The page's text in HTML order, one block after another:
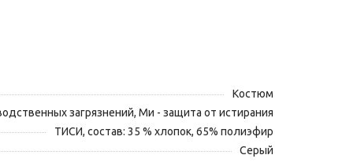
Костюм
загрязнений, Ми - защита от истирания
ТИСИ, состав: 35 % хлопок, 65% полиэфир
Серый